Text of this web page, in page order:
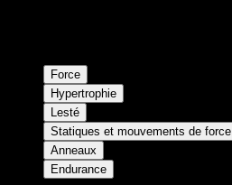
Force
Hypertrophie
Lesté
Statiques et mouvements de force
Anneaux
Endurance